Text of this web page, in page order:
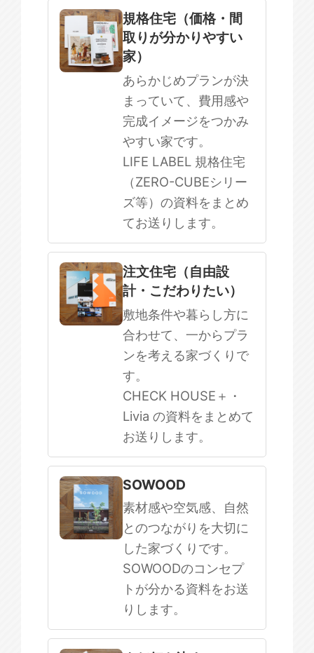
規格住宅
注文住宅
SOWOOD
まだ何も決まっていない
規格住宅（価格・間
取りが分かりやすい
家）
あらかじめプランが決
まっていて、費用感や
完成イメージをつかみ
やすい家です。
LIFE LABEL 規格住宅
（ZERO-CUBEシリー
ズ等）の資料をまとめ
てお送りします。
注文住宅（自由設
計・こだわりたい）
敷地条件や暮らし方に
合わせて、一からプラ
ンを考える家づくりで
す。
CHECK HOUSE＋・
Livia の資料をまとめて
お送りします。
SOWOOD
素材感や空気感、自然
とのつながりを大切に
した家づくりです。
SOWOODのコンセプ
トが分かる資料をお送
りします。